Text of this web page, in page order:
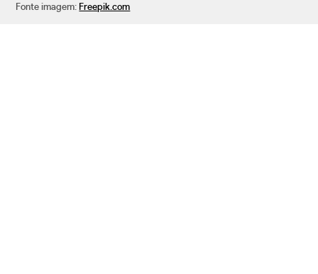
Fonte imagem: Freepik.com